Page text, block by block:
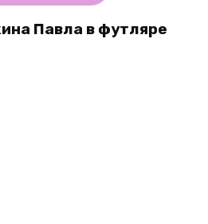
Павла в футляре